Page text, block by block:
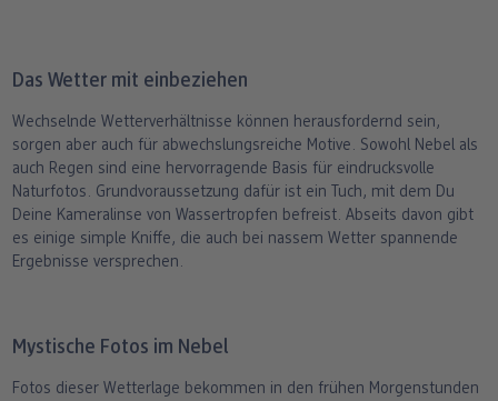
Das Wetter mit einbeziehen
Wechselnde Wetterverhältnisse können herausfordernd sein,
sorgen aber auch für abwechslungsreiche Motive. Sowohl Nebel als
auch Regen sind eine hervorragende Basis für eindrucksvolle
Naturfotos. Grundvoraussetzung dafür ist ein Tuch, mit dem Du
Deine Kameralinse von Wassertropfen befreist. Abseits davon gibt
es einige simple Kniffe, die auch bei nassem Wetter spannende
Ergebnisse versprechen.
Mystische Fotos im Nebel
Fotos dieser Wetterlage bekommen in den frühen Morgenstunden